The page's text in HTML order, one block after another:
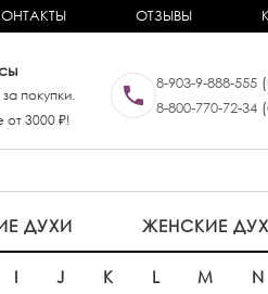
ОТЗЫВЫ
покупки.
от 3000 ₽!
8-903-9-888-555
8-800-770-72-34
ДУХИ ЖЕНСКИЕ
I J K L M N